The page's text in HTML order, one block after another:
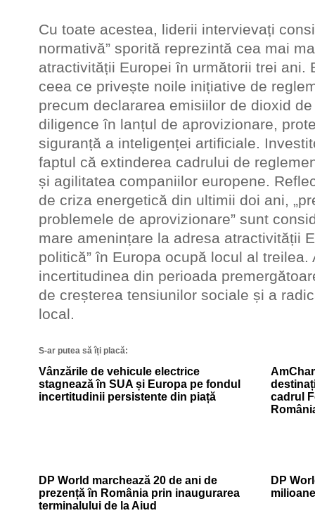
Cu toate acestea, liderii intervievați
normativă” sporită reprezintă cea mai
atractivității Europei în următorii trei ani.
ceea ce privește noile inițiative de
precum declararea emisiilor de dioxid
diligence în lanțul de aprovizionare,
siguranță a inteligenței artificiale.
faptul că extinderea cadrului de
și agilitatea companiilor europene.
de criza energetică din ultimii doi ani,
problemele de aprovizionare” sunt
mare amenințare la adresa atractivității
politică” în Europa ocupă locul al
incertitudinea din perioada
de creșterea tensiunilor sociale și a
local.
S-ar putea să îți placă:
Vânzările de vehicule electrice
stagnează în SUA și Europa pe fondul
incertitudinii persistente din piață
cadrul
DP World marchează 20 de ani de
prezență în România prin inaugurarea
terminalului de la Aiud
DP